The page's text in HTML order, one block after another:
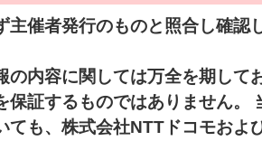
催者発行のものと照合し確認
内容に関しては万全を期して
保証するものではありません。
ても、株式会社NTTドコモおよ